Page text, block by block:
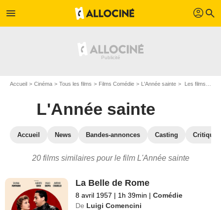
menu profil search
Accueil Cinéma Tous les films Films Comédie L'Année sainte Les films similaires à "L'Année sainte"
L'Année sainte
Accueil News Bandes-annonces Casting
20 films similaires pour le film L'Année sainte
La Belle de Rome
8 avril 1957 | 1h 39min | Comédie
De Luigi Comencini